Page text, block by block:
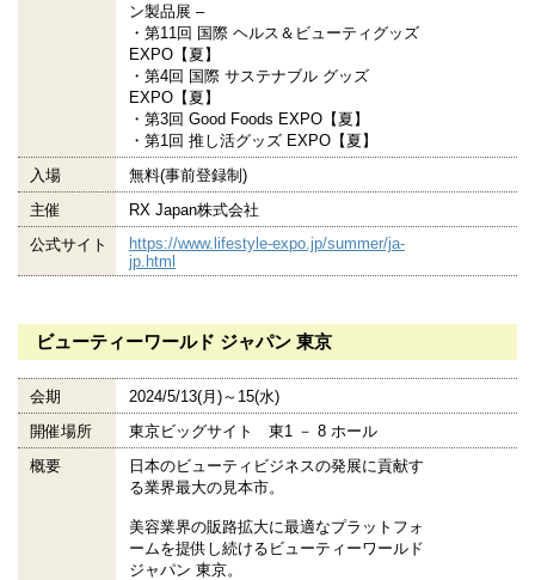
ン製品展 –
・第11回 国際 ヘルス＆ビューティグッズ
EXPO【夏】
・第4回 国際 サステナブル グッズ
EXPO【夏】
・第3回 Good Foods EXPO【夏】
・第1回 推し活グッズ EXPO【夏】
入場
無料(事前登録制)
主催
RX Japan株式会社
公式サイト
https://www.lifestyle-expo.jp/summer/ja-
jp.html
ビューティーワールド ジャパン 東京
会期
2024/5/13(月)～15(水)
開催場所
東京ビッグサイト 東1 － 8 ホール
概要
日本のビューティビジネスの発展に貢献す
る業界最大の見本市。
美容業界の販路拡大に最適なプラットフォ
ームを提供し続けるビューティーワールド
ジャパン 東京。